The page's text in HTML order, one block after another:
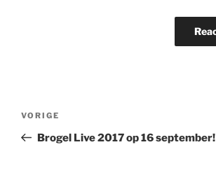
Vorig
bericht
VORIGE
Brogel Live 2017 op 16 september!